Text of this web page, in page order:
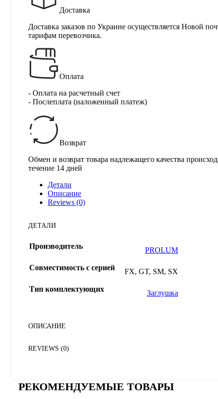
Доставка
Доставка заказов по Украине осуществляется Новой
тарифам перевозчика.
Оплата
- Оплата на расчетный счет
- Послеплата (наложенный платеж)
Возврат
Обмен и возврат товара надлежащего качества
течение 14 дней
Детали
Описание
Reviews (0)
ДЕТАЛИ
Производитель PROLUM
Совместимость с серией FX, GT, SM, SX
Тип комплектующих Заглушка
ОПИСАНИЕ
REVIEWS (0)
РЕКОМЕНДУЕМЫЕ ТОВАРЫ